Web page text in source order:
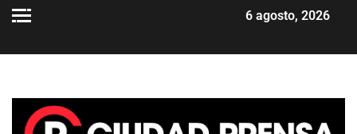
6 agosto, 2026